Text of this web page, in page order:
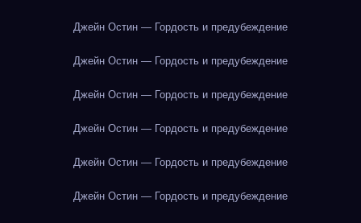
Джейн Остин — Гордость и предубеждение
Джейн Остин — Гордость и предубеждение
Джейн Остин — Гордость и предубеждение
Джейн Остин — Гордость и предубеждение
Джейн Остин — Гордость и предубеждение
Джейн Остин — Гордость и предубеждение